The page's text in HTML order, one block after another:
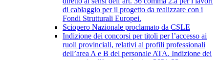
di cablaggio per il progetto da realizzare con i
Fondi Strutturali Europei.
Sciopero Nazionale proclamato da CSLE
Indizione dei concorsi per titoli per l’accesso ai
ruoli provinciali, relativi ai profili professionali
dell’area A e B del personale ATA. Indizione dei